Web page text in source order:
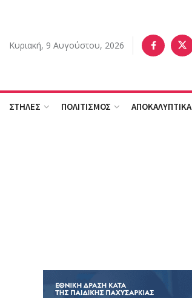
Κυριακή, 9 Αυγούστου, 2026
ΣΤΗΛΕΣ ΠΟΛΙΤΙΣΜΟΣ ΑΠΟΚΑΛΥΠΤΙΚΑ